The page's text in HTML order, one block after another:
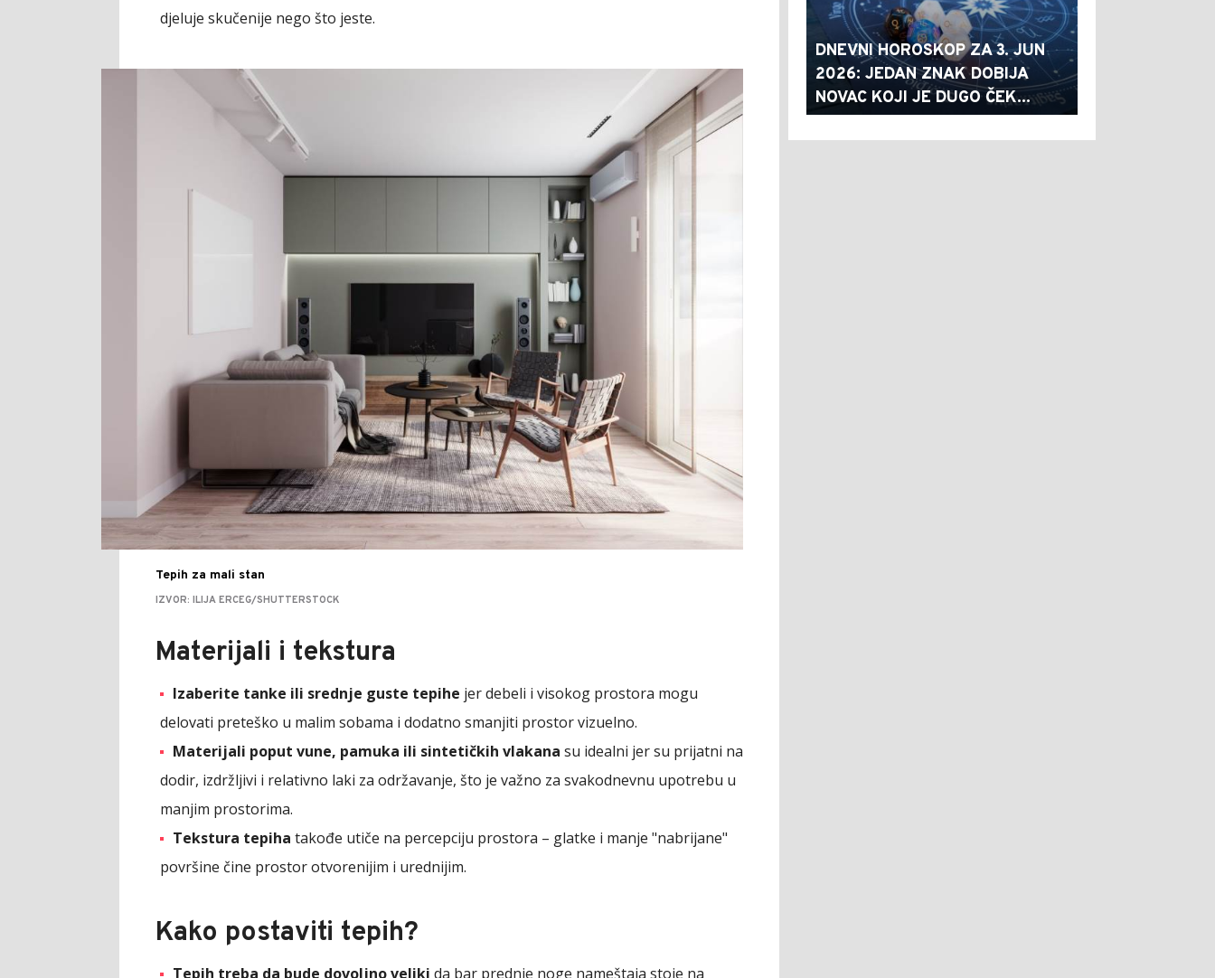
djeluje skučenije nego što jeste.
Tepih za mali stan
IZVOR: ILIJA ERCEG/SHUTTERSTOCK
Materijali i tekstura
Izaberite tanke ili srednje guste tepihe jer debeli i visokog prostora mogu
delovati preteško u malim sobama i dodatno smanjiti prostor vizuelno.
Materijali poput vune, pamuka ili sintetičkih vlakana su idealni jer su prijatni na
dodir, izdržljivi i relativno laki za održavanje, što je važno za svakodnevnu upotrebu u
manjim prostorima.
Tekstura tepiha takođe utiče na percepciju prostora – glatke i manje "nabrijane"
površine čine prostor otvorenijim i urednijim.
Kako postaviti tepih?
Tepih treba da bude dovoljno veliki da bar prednje noge nameštaja stoje na
DNEVNI HOROSKOP ZA 3. JUN
2026: JEDAN ZNAK DOBIJA
NOVAC KOJI JE DUGO ČEK...